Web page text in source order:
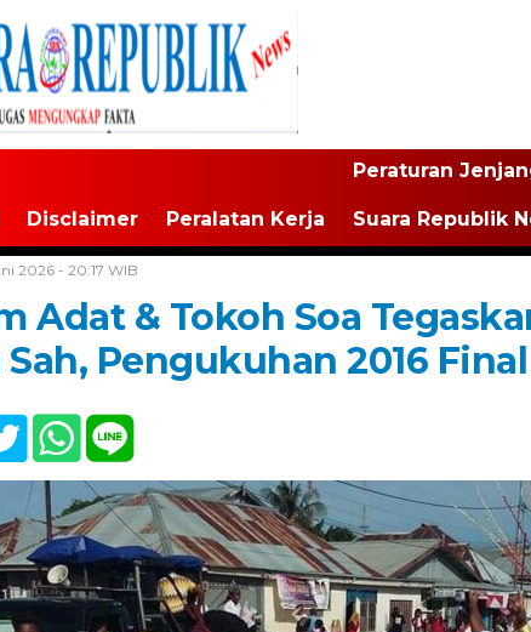
Disclaimer Peralatan Kerja
Peraturan
Suara Republik
2026 - 20:17 WIB
Adat & Tokoh Soa
Sah, Pengukuhan 2016 Final